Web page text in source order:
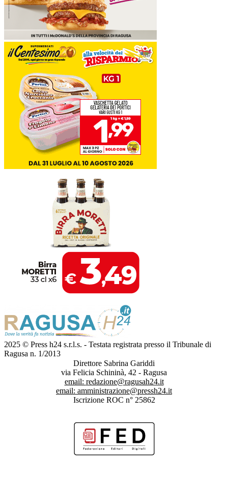
2025 © Press h24 s.r.l.s. - Testata registrata presso il Tribunale di
Ragusa n. 1/2013
Direttore Sabrina Gariddi
via Felicia Schininà, 42 - Ragusa
email: redazione@ragusah24.it
email: amministrazione@pressh24.it
Iscrizione ROC n° 25862